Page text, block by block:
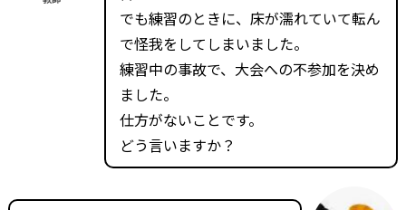
でも練習のときに、床が濡れていて転ん
で怪我をしてしまいました。
練習中の事故で、大会への不参加を決め
ました。
仕方がないことです。
どう言いますか？